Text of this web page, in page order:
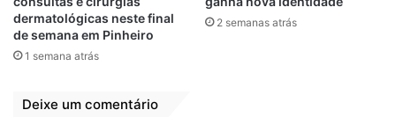
Ana Paula Lobato destaque
dermatológicas neste final
de semana em Pinheiro
1 semana atrás
2 semanas atrás
Deixe um comentário